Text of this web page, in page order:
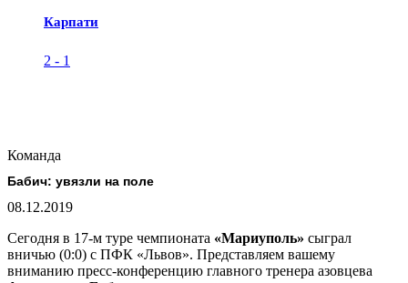
Карпати
2 - 1
Команда
Бабич: увязли на поле
08.12.2019
Сегодня в 17-м туре чемпионата «Мариуполь» сыграл
вничью (0:0) с ПФК «Львов». Представляем вашему
вниманию пресс-конференцию главного тренера азовцева